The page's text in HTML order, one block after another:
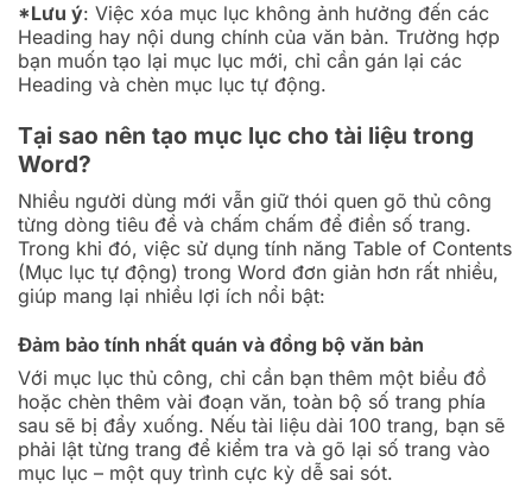
*Lưu ý: Việc xóa mục lục không ảnh hưởng đến các
Heading hay nội dung chính của văn bản. Trường hợp
bạn muốn tạo lại mục lục mới, chỉ cần gán lại các
Heading và chèn mục lục tự động.
Tại sao nên tạo mục lục cho tài liệu trong
Word?
Nhiều người dùng mới vẫn giữ thói quen gõ thủ công
từng dòng tiêu đề và chấm chấm để điền số trang.
Trong khi đó, việc sử dụng tính năng Table of Contents
(Mục lục tự động) trong Word đơn giản hơn rất nhiều,
giúp mang lại nhiều lợi ích nổi bật:
Đảm bảo tính nhất quán và đồng bộ văn bản
Với mục lục thủ công, chỉ cần bạn thêm một biểu đồ
hoặc chèn thêm vài đoạn văn, toàn bộ số trang phía
sau sẽ bị đẩy xuống. Nếu tài liệu dài 100 trang, bạn sẽ
phải lật từng trang để kiểm tra và gõ lại số trang vào
mục lục – một quy trình cực kỳ dễ sai sót.